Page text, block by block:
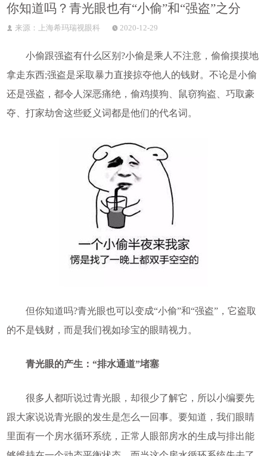
你知道吗？青光眼也有“小偷”和“强盗”之分
来源：上海希玛瑞视眼科 2020-12-29
小偷跟强盗有什么区别?小偷是乘人不注意，偷偷摸摸地
拿走东西;强盗是采取暴力直接掠夺他人的钱财。不论是小偷
还是强盗，都令人深恶痛绝，偷鸡摸狗、鼠窃狗盗、巧取豪
夺、打家劫舍这些贬义词都是他们的代名词。
但你知道吗?青光眼也可以变成“小偷”和“强盗”，它盗取
的不是钱财，而是我们视如珍宝的眼睛视力。
青光眼的产生：“排水通道”堵塞
很多人都听说过青光眼，却很少了解它，所以小编要先
跟大家说说青光眼的发生是怎么一回事。要知道，我们眼睛
里面有一个房水循环系统，正常人眼部房水的生成与排出能